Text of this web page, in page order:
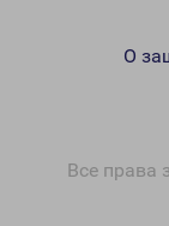
Все права
О